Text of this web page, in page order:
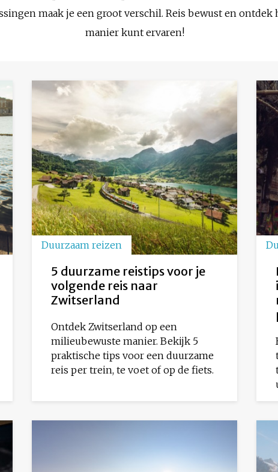
maak je een groot verschil. Reis bewust en ontdek
manier kunt ervaren!
Duurzaam reizen
5 duurzame reistips voor je
volgende reis naar
Zwitserland
Ontdek Zwitserland op een
milieubewuste manier. Bekijk 5
praktische tips voor een duurzame
reis per trein, te voet of op de fiets.